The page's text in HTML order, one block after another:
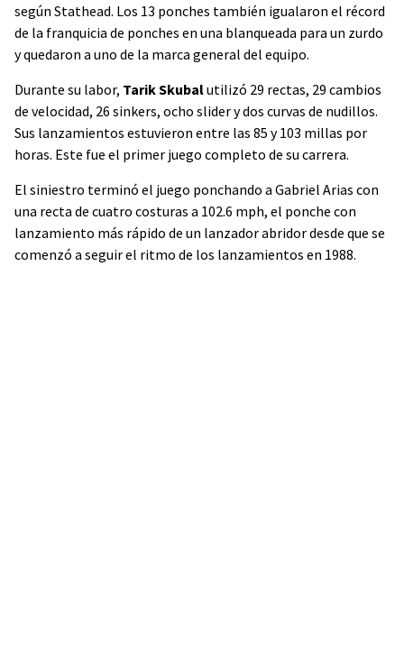
según Stathead. Los 13 ponches también igualaron el récord
de la franquicia de ponches en una blanqueada para un zurdo
y quedaron a uno de la marca general del equipo.
Durante su labor, Tarik Skubalutilizó 29 rectas, 29 cambios
de velocidad, 26 sinkers, ocho slider y dos curvas de nudillos.
Sus lanzamientos estuvieron entre las 85 y 103 millas por
horas. Este fue el primer juego completo de su carrera.
El siniestro terminó el juego ponchando a Gabriel Arias con
una recta de cuatro costuras a 102.6 mph, el ponche con
lanzamiento más rápido de un lanzador abridor desde que se
comenzó a seguir el ritmo de los lanzamientos en 1988.